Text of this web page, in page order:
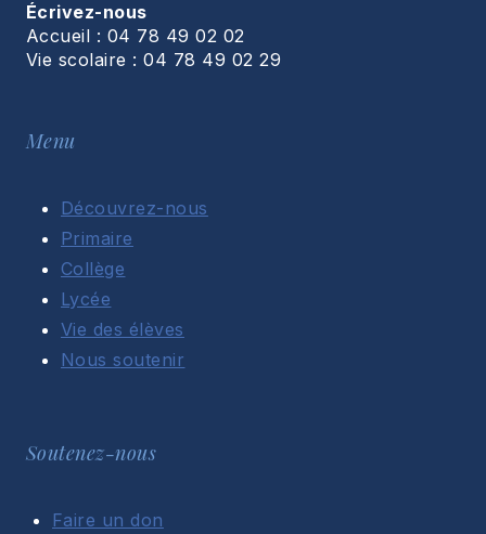
Écrivez-nous
Accueil : 04 78 49 02 02
Vie scolaire : 04 78 49 02 29
Menu
Découvrez-nous
Primaire
Collège
Lycée
Vie des élèves
Nous soutenir
Soutenez-nous
Faire un don